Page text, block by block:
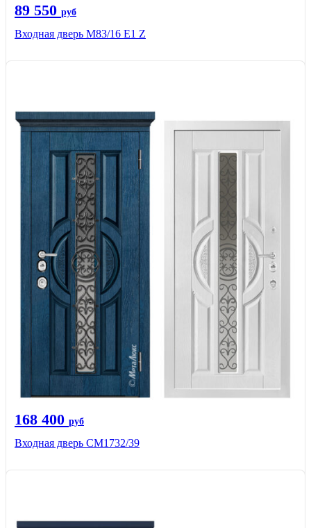
89 550 руб
Входная дверь M83/16 Е1 Z
168 400 руб
Входная дверь СМ1732/39